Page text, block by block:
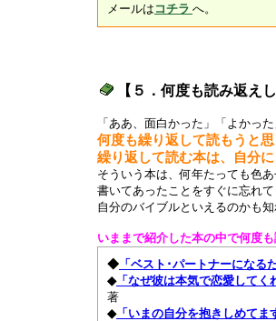
メールは コチラ へ。
【５．何度も読み返え
「ああ、面白かった」「よかっ
何度も繰り返して読もうと
繰り返して読む本は、自分
そういう本は、何年たっても色
書いてあったことをすぐに忘れ
自分のバイブルといえるのかも
いままで紹介した本の中で何度
◆ 「ベスト･パートナーになる
◆「なぜ彼は本気で恋愛してく
著
◆「いまの自分を抱きしめてま